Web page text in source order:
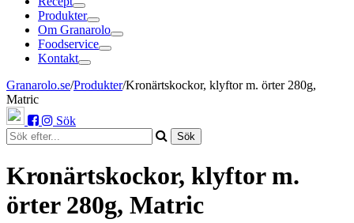
Produkter
Om Granarolo
Foodservice
Kontakt
Granarolo.se/Produkter/Kronärtskockor, klyftor m. örter 280g,
Matric
Sök
Kronärtskockor, klyftor m.
örter 280g, Matric